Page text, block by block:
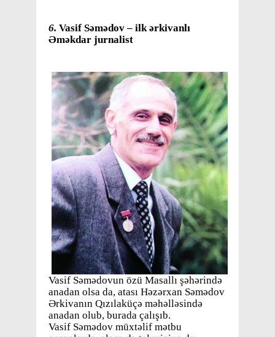
6. Vasif Səmədov – ilk ərkivanlı
Əməkdar jurnalist
Vasif Səmədovun özü Masallı şəhərində
anadan olsa da, atası Həzərxan Səmədov
Ərkivanın Qızılaküçə məhəlləsində
anadan olub, burada çalışıb.
Vasif Səmədov müxtəlif mətbu